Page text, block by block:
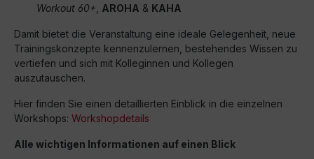
Workout 60+ AROHA & KAHA
Damit bietet die Veranstaltung eine ideale Gelegenheit, neue
Trainingskonzepte kennenzulernen, bestehendes Wissen zu
vertiefen und sich mit Kolleginnen und Kollegen
auszutauschen.
Hier finden Sie einen detaillierten Einblick in die einzelnen
Workshops: Workshopdetails
Alle wichtigen Informationen auf einen Blick